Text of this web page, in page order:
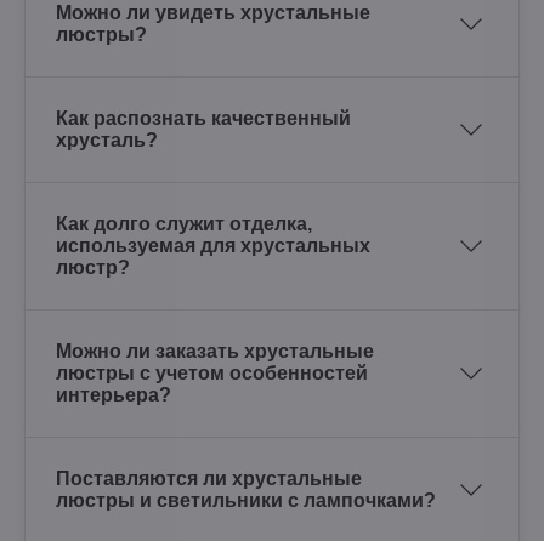
Можно ли увидеть хрустальные
люстры?
Как распознать качественный
хрусталь?
Как долго служит отделка,
используемая для хрустальных
люстр?
Можно ли заказать хрустальные
люстры с учетом особенностей
интерьера?
Поставляются ли хрустальные
люстры и светильники с лампочками?